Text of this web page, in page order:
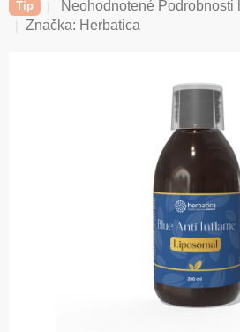
Tip
Priemerné
hodnotenie
Neohodnotené Podrobnosti
Značka: Herbatica